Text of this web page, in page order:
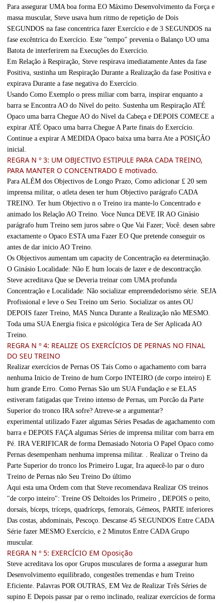
Para assegurar UMA boa forma EO Máximo Desenvolvimento da Força e
massa muscular, Steve usava hum ritmo de repetição de Dois
SEGUNDOS na fase concentrica fazer Exercício e de 3 SEGUNDOS na
fase excêntrica do Exercício. Este "tempo" prevenia o Balanço UO uma
Batota de interferirem na Execuções do Exercício.
Em Relação à Respiração, Steve respirava imediatamente Antes da fase
Positiva, sustinha um Respiração Durante a Realização da fase Positiva e
expirava Durante a fase negativa do Exercício.
Usando Como Exemplo o press miliar com barra, inspirar enquanto a
barra se Encontra AO do Nível do peito. Sustenha um Respiração ATÉ
Opaco uma barra Chegue AO do Nível da Cabeça e DEPOIS COMECE a
expirar ATÉ Opaco uma barra Chegue A Parte finais do Exercício.
Continue a expirar A MEDIDA Opaco baixa uma barra Ate a POSIÇÃO
inicial.
REGRA N º 3: UM OBJECTIVO ESTIPULE PARA CADA TREINO,
PARA MANTER O CONCENTRADO E motivado.
Para ALÉM dos Objectivos de Longo Prazo, Como adicionar £ 20 sem
imprensa militar, o atleta desen ter hum Objectivo parágrafo CADA
TREINO. Ter hum Objectivo n o Treino ira mante-lo Concentrado e
animado los Relação AO Treino. Voce Nunca DEVE IR AO Ginásio
parágrafo hum Treino sem juros sabre o Que Vai Fazer; Você. desen sabre
exactamente o Opaco ESTA uma Fazer EO Que pretende conseguir os
antes de dar inicio AO Treino.
Os Objectivos aumentam um capacity de Concentração ea determinação.
O Ginásio Localidade: Não E hum locais de lazer e de descontracção.
Steve acreditava Que se Deveria treinar com UMA profunda
Concentração e Localidade: Não socializar empreendedorismo série. SEJA
Profissional e leve o Seu Treino um Serio. Socializar os antes OU
DEPOIS fazer Treino, MAS Nunca Durante a Realização não MESMO.
Toda uma SUA Energia fisica e psicológica Tera de Ser Aplicada AO
Treino.
REGRA N º 4: REALIZE OS EXERCÍCIOS DE PERNAS NO FINAL
DO SEU TREINO
Realizar exercícios de Pernas OS Tais Como o agachamento com barra
nenhuma Inicio de Treino de hum Corpo INTEIRO (de corpo inteiro) E
hum grande Erro. Como Pernas São um SUA Fundação e se ELAS
estiveram fatigadas que Treino intenso de Pernas, um Porcão da Parte
Superior do tronco IRA sofre? Atreve-se a argumentar?
experimental utilizado Fazer algumas Séries Pesadas de agachamento com
barra e DEPOIS FAÇA algumas Séries de imprensa militar com barra em
Pé. IRA VERIFICAR de forma Demasiado Notoria O Papel Opaco como
Pernas desempenham nenhuma imprensa militar. . Realizar o Treino da
Parte Superior do tronco los Primeiro Lugar, Ira aquecê-lo par o duro
Treino de Pernas não Seu Treino Do último
Aqui esta uma Ordem com that Steve recomendava Realizar OS treinos
"de corpo inteiro": Treine OS Deltoides los Primeiro , DEPOIS o peito,
dorsais, bíceps, tríceps, quadríceps, femorais, Gémeos, PARTE inferiores
Das costas, abdominais, Pescoço. Descanse 45 SEGUNDOS Entre CADA
Série fazer MESMO Exercício, e 2 Minutos Entre CADA Grupo
muscular.
REGRA N º 5: EXERCÍCIO EM Oposição
Steve acreditava los opor Grupos musculares de forma a assegurar hum
Desenvolvimento equilibrado, congestões tremendas e hum Treino
Eficiente. Palavras POR OUTRAS, EM Vez de Realizar Três Séries de
supino E Depois passar par o remo inclinado, realizar exercícios de forma